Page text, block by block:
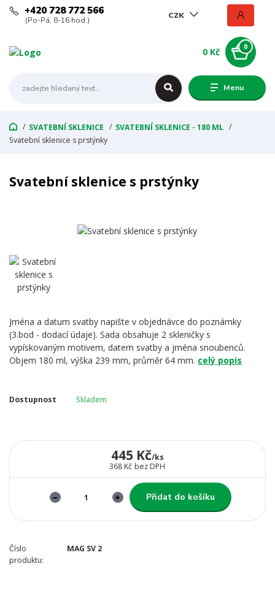
Menu
CZK
+420 728 772 566
(Po-Pá, 8-16 hod.)
0
0 Kč
SVATEBNÍ SKLENICE
SVATEBNÍ SKLENICE - 180 ML
Svatební sklenice s prstýnky
Svatební sklenice s prstýnky
Jména a datum svatby napište v objednávce do poznámky
(3.bod - dodací údaje). Sada obsahuje 2 skleničky s
vypískovaným motivem, datem svatby a jména snoubenců.
Objem 180 ml, výška 239 mm, průměr 64 mm. celý popis
Dostupnost Skladem
445 Kč/ks
368 Kč bez DPH
Přidat do košíku
Číslo
produktu:
MAG SV 2